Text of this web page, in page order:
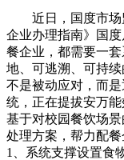
近日，国度市场
企业办理指南》国
餐企业，都需要一
地、可逃溯、可持
不是被动应对，而
统，正在提拔安万
基于对校园餐饮场
处理方案，帮力配餐
1、系统支撑设置食